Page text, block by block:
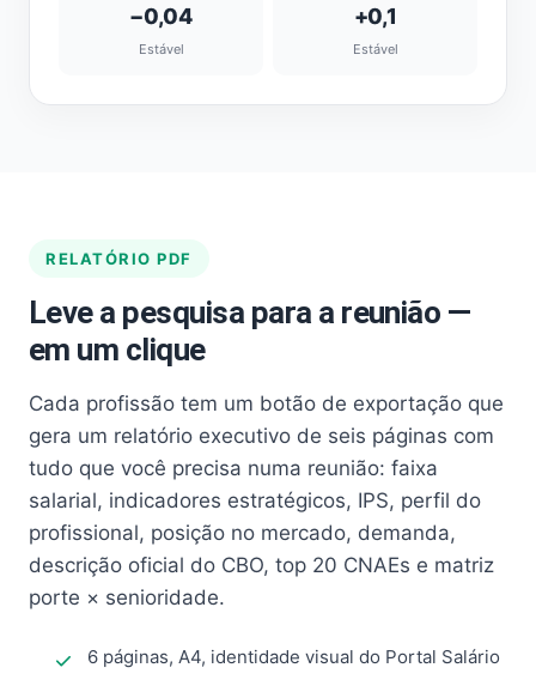
−0,04
Estável
+0,1
Estável
RELATÓRIO PDF
Leve a pesquisa para a reunião —
em um clique
Cada profissão tem um botão de exportação que
gera um relatório executivo de seis páginas com
tudo que você precisa numa reunião: faixa
salarial, indicadores estratégicos, IPS, perfil do
profissional, posição no mercado, demanda,
descrição oficial do CBO, top 20 CNAEs e matriz
porte × senioridade.
6 páginas, A4, identidade visual do Portal Salário